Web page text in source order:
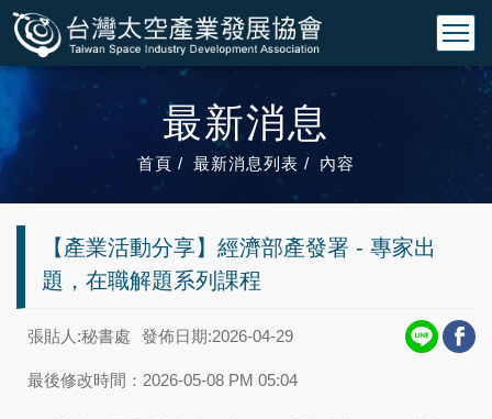
最新消息
首頁 最新消息列表 內容
【產業活動分享】經濟部產發署 - 專家出
題，在職解題系列課程
張貼人:秘書處 發佈日期:2026-04-29
最後修改時間：2026-05-08 PM 05:04